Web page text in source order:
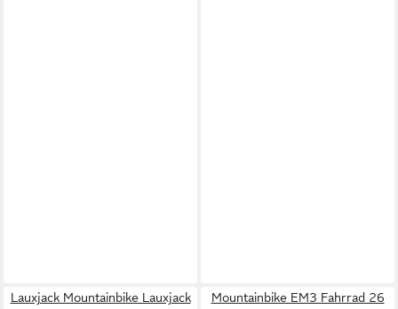
Lauxjack Mountainbike Lauxjack
Mountainbike EM3 Fahrrad 26